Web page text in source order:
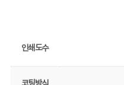
인쇄도수